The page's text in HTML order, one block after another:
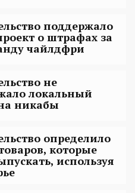
поддержало
о штрафах за
чайлдфри
не
локальный
никабы
определило
которые
используя